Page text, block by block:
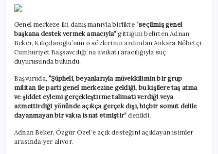
Genel merkeze iki danışmanıyla birlikte“seçilmiş genel
başkana destek vermek amacıyla”gittiğini belirten Adnan
Beker, Kılıçdaroğlu’nun o sözlerinin ardından Ankara Nöbetçi
Cumhuriyet Başsavcılığı’na avukatı aracılığıyla suç
duyurusunda bulundu.
Başvuruda,“Şüpheli, beyanlarıyla müvekkilimin bir grup
militan ile parti genel merkezine geldiği, bu kişilere taş atma
ve şiddet eylemi gerçekleştirme talimatı verdiği veya
azmettirdiği yönünde açıkça gerçek dışı, hiçbir somut delile
dayanmayan bir vakıa isnat etmiştir”denildi.
Adnan Beker, Özgür Özel’e açık desteğini açıklayan isimler
arasında yer alıyor.